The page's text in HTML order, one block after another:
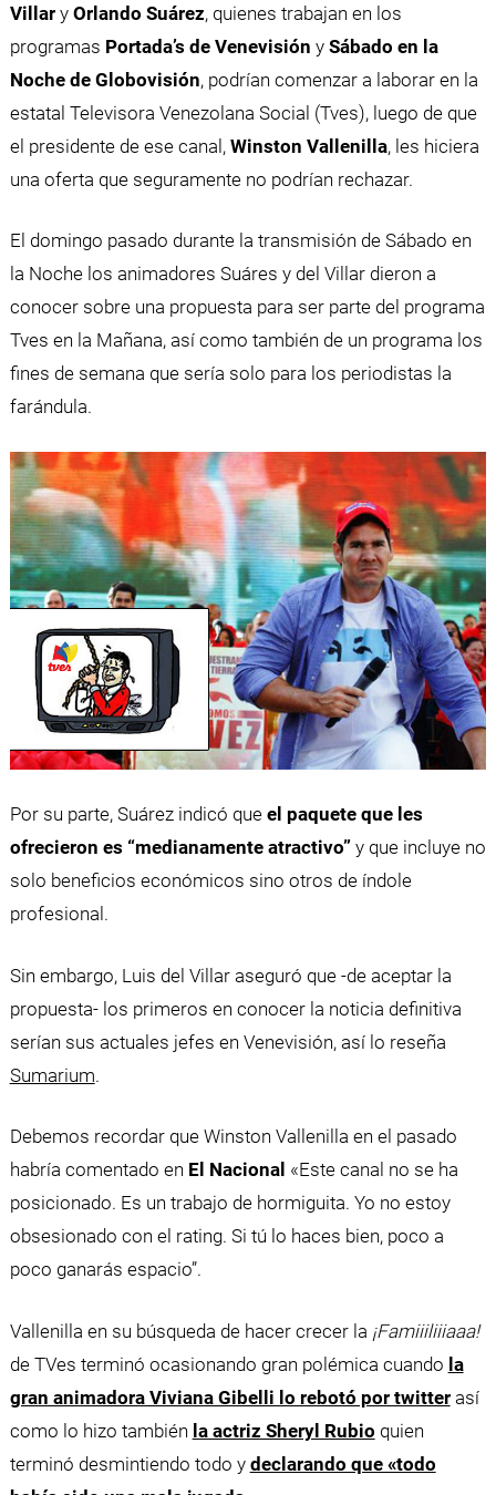
Villar yOrlando Suárez, quienes trabajan en los
programas Portada’s de Venevisión ySábado en la
Noche de Globovisión, podrían comenzar a laborar en la
estatal Televisora Venezolana Social (Tves), luego de que
el presidente de ese canal,Winston Vallenilla, les hiciera
una oferta que seguramente no podrían rechazar.
El domingo pasado durante la transmisión de Sábado en
la Noche los animadores Suáres y del Villar dieron a
conocer sobre una propuesta para ser parte del programa
Tves en la Mañana, así como también de un programa los
fines de semana que sería solo para los periodistas la
farándula.
Por su parte, Suárez indicó que el paquete que les
ofrecieron es “medianamente atractivo”y que incluye no
solo beneficios económicos sino otros de índole
profesional.
Sin embargo, Luis del Villar aseguró que -de aceptar la
propuesta- los primeros en conocer la noticia definitiva
serían sus actuales jefes en Venevisión, así lo reseña
Sumarium.
Debemos recordar que Winston Vallenilla en el pasado
habría comentado en El Nacional «Este canal no se ha
posicionado. Es un trabajo de hormiguita. Yo no estoy
obsesionado con el rating. Si tú lo haces bien, poco a
poco ganarás espacio”.
Vallenilla en su búsqueda de hacer crecer la ¡Famiiiliiiaaa!
de TVes terminó ocasionando gran polémica cuando la
gran animadora Viviana Gibelli lo rebotó por twitterasí
como lo hizo también la actriz Sheryl Rubio quien
terminó desmintiendo todo y declarando que «todo